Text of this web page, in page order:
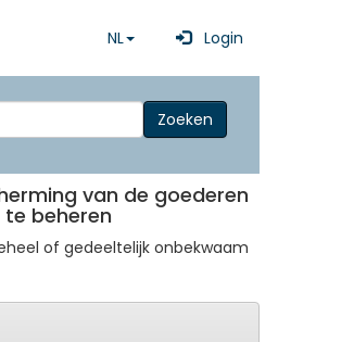
NL Login
Zoeken
van de goederen
beheren
of gedeeltelijk onbekwaam